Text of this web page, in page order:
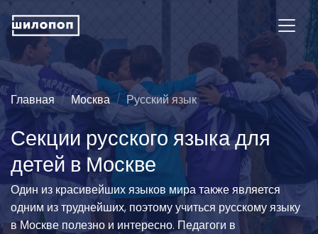
Главная Москва Русский язык
Секции русского языка для
детей в Москве
Один из красивейших языков мира также является
одним из труднейших, поэтому учиться русскому языку
в Москве полезно и интересно. Педагоги в